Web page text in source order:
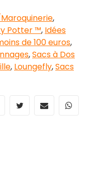
,
Potter ™, Idées
de 100 euros,
,Sacs à Dos
, Loungefly,Sacs